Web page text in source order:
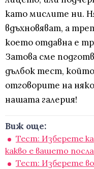
като мислите ни.
вдъхновяват, а
което отдавна е
Затова сме
дълбок тест,
отговорите на
нашата галерия!
Виж още:
Тест: Изберете
какво е вашето
Тест: Изберете